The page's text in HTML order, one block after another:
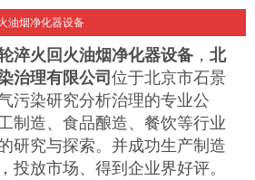
油烟净化器设备
淬火回火油烟净化器设备 ， 北
治理有限公司 位于北京市石景
污染研究分析治理的专业公
制造、食品酿造、餐饮等行业
研究与探索。并成功生产制造
投放市场、得到企业界好评。